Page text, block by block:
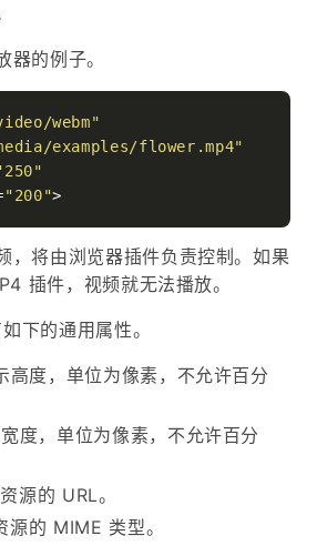
器的例子。
webm"
examples/flower.mp4"
"200">
，将由浏览器插件负责控制。如果
插件，视频就无法播放。
下的通用属性。
高度，单位为像素，不允许百分
度，单位为像素，不允许百分
源的 URL。
源的 MIME 类型。